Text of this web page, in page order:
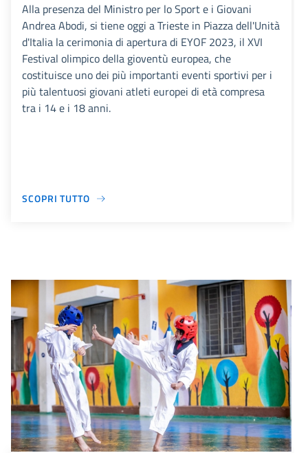
Alla presenza del Ministro per lo Sport e i Giovani
Andrea Abodi, si tiene oggi a Trieste in Piazza dell'Unità
d'Italia la cerimonia di apertura di EYOF 2023, il XVI
Festival olimpico della gioventù europea, che
costituisce uno dei più importanti eventi sportivi per i
più talentuosi giovani atleti europei di età compresa
tra i 14 e i 18 anni.
SCOPRI TUTTO